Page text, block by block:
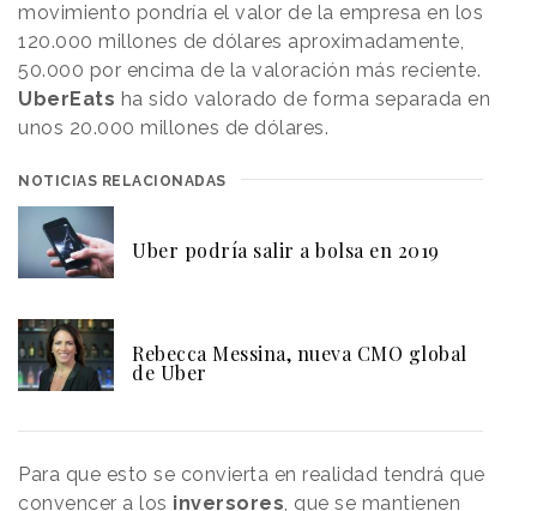
movimiento pondría el valor de la empresa en los
120.000 millones de dólares aproximadamente,
50.000 por encima de la valoración más reciente.
UberEats ha sido valorado de forma separada en
unos 20.000 millones de dólares.
NOTICIAS RELACIONADAS
Uber podría salir a bolsa en 2019
Rebecca Messina, nueva CMO global
de Uber
Para que esto se convierta en realidad tendrá que
convencer a los inversores, que se mantienen